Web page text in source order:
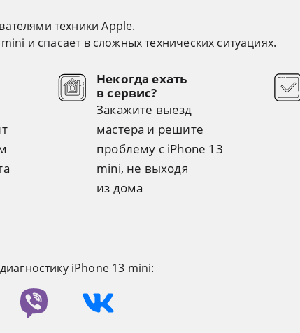
техники Apple.
и спасает в сложных технических ситуациях.
Некогда ехать
в сервис?
Закажите выезд
мастера и решите
проблему с iPhone 13
mini, не выходя
из дома
iPhone 13 mini: